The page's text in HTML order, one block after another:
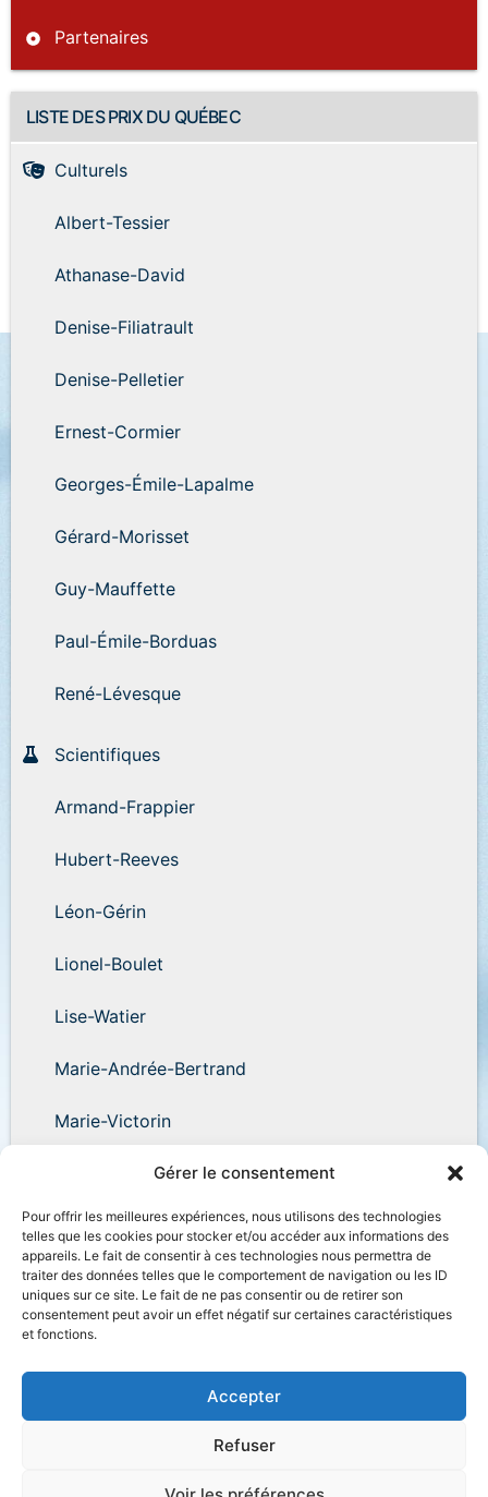
Gérer le consentement
Pour offrir les meilleures expériences, nous utilisons des technologies
telles que les cookies pour stocker et/ou accéder aux informations des
appareils. Le fait de consentir à ces technologies nous permettra de
traiter des données telles que le comportement de navigation ou les ID
uniques sur ce site. Le fait de ne pas consentir ou de retirer son
consentement peut avoir un effet négatif sur certaines caractéristiques
et fonctions.
Accepter
Refuser
Partenaires
LISTE DES PRIX DU QUÉBEC
Culturels
Albert-Tessier
Athanase-David
Denise-Filiatrault
Denise-Pelletier
Ernest-Cormier
Georges-Émile-Lapalme
Gérard-Morisset
Guy-Mauffette
Paul-Émile-Borduas
René-Lévesque
Scientifiques
Armand-Frappier
Hubert-Reeves
Léon-Gérin
Lionel-Boulet
Lise-Watier
Marie-Andrée-Bertrand
Marie-Victorin
Wilder-Penfield
Accessibilité Plan du site Salle de presse
Nous joindre